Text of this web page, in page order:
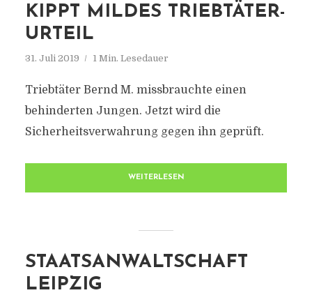
KIPPT MILDES TRIEBTÄTER-
URTEIL
31. Juli 2019 1 Min. Lesedauer
Triebtäter Bernd M. missbrauchte einen
behinderten Jungen. Jetzt wird die
Sicherheitsverwahrung gegen ihn geprüft.
WEITERLESEN
STAATSANWALTSCHAFT
LEIPZIG